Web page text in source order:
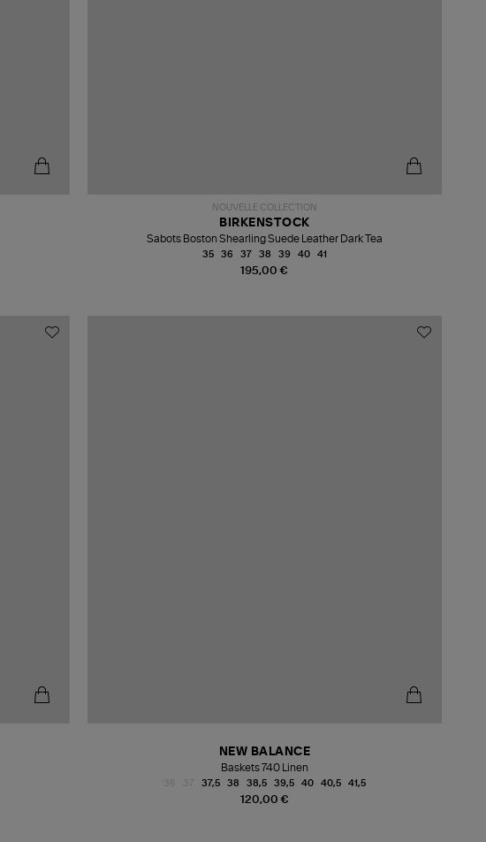
NOUVELLE COLLECTION
195,00 €
BIRKENSTOCK
Sabots Boston Shearling Suede Leather Dark Tea
35 36 37 38 39 40 41
120,00 €
NEW BALANCE
Baskets 740 Linen
37,5 38 38,5 39,5 40 40,5 41,5